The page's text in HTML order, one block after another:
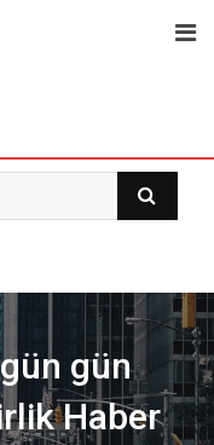
gün
Haber